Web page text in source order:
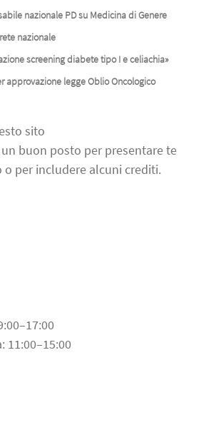
nazionale PD su Medicina di Genere
nazionale
screening diabete tipo I e celiachia»
approvazione legge Oblio Oncologico
sito
buon posto per presentare te
per includere alcuni crediti.
11:00–15:00